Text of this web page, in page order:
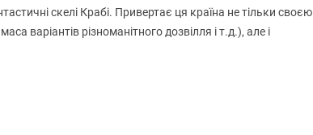
скелі Крабі. Привертає ця країна не тільки своєю
варіантів різноманітного дозвілля і т.д.), але і